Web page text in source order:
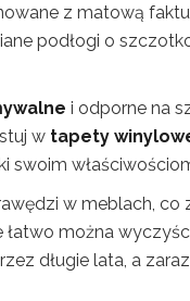
z matową
podłogi o
i odporne na
w tapety
swoim
w meblach, co
można
długie lata, a